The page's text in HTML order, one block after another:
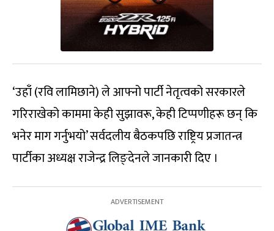
‘उहाँ (रवि लामिछाने) ले आफ्नो पार्टी नेतृत्वको सरकारले
गरिराखेको काममा केही सुझावरू, केही टिप्पणीहरू छन् कि
भनेर माग गर्नुभयो’ सर्वदलीय बैठकपछि राष्ट्रिय प्रजातन्त्र
पार्टीका अध्यक्ष राजेन्द्र लिङ्देनले जानकारी दिए ।